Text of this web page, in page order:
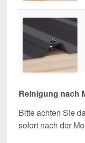
Reinigung nach
Bitte achten Sie
sofort nach der